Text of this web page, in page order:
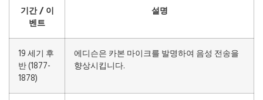
기간 / 이
벤트
설명
19 세기 후
반 (1877-
1878)
에디슨은 카본 마이크를 발명하여 음성 전송을
향상시킵니다.